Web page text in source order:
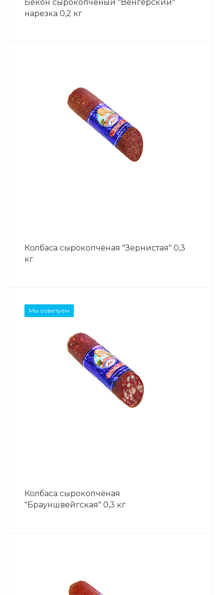
Бекон сырокопчёный "Венгерский"
нарезка 0,2 кг
Колбаса сырокопчёная "Зернистая" 0,3
кг
Мы советуем
Колбаса сырокопчёная
"Брауншвейгская" 0,3 кг